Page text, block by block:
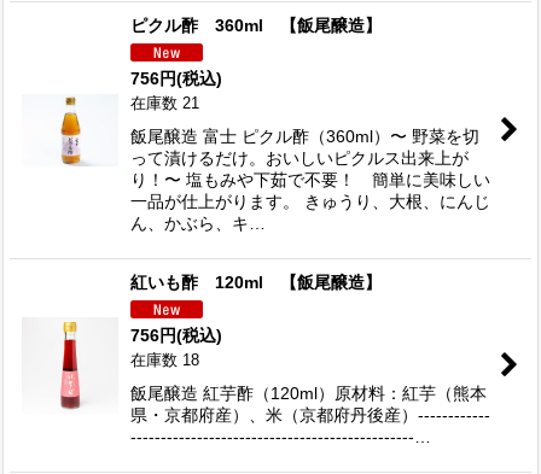
ピクル酢 360ml 【飯尾醸造】
756円(税込)
在庫数 21
飯尾醸造 富士 ピクル酢（360ml）〜 野菜を切
って漬けるだけ。おいしいピクルス出来上が
り！〜 塩もみや下茹で不要！ 簡単に美味しい
一品が仕上がります。 きゅうり、大根、にんじ
ん、かぶら、キ…
紅いも酢 120ml 【飯尾醸造】
756円(税込)
在庫数 18
飯尾醸造 紅芋酢（120ml）原材料：紅芋（熊本
県・京都府産）、米（京都府丹後産）------------
-----------------------------------------------…